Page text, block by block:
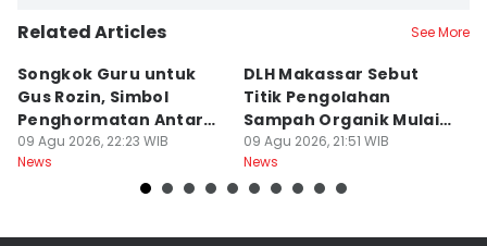
Related Articles See More
Songkok Guru untuk
Gus Rozin, Simbol
Penghormatan Antar
Ulama
09 Agu 2026, 22:23 WIB
News
DLH Makassar Sebut
Titik Pengolahan
Sampah Organik Mulai
Bermunculan
09 Agu 2026, 21:51 WIB
News